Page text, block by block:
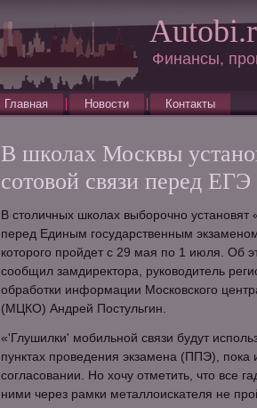
Финансы,
Главная Новости Контакты
В школах Москвы
сотовой связи перед ЕГЭ
В столичных школах выборочно установят
перед Единым государственным
которого пройдет с 29 мая по 1 июля. Об
сообщил замдиректора, руководитель
обработки информации Московского
(МЦКО) Андрей Постульгин.
«'Глушилки' мобильной связи будут
пунктах проведения экзамена (ППЭ), пока
согласовании. Но хочу отметить, что все
ними через рамки металлоискателя не